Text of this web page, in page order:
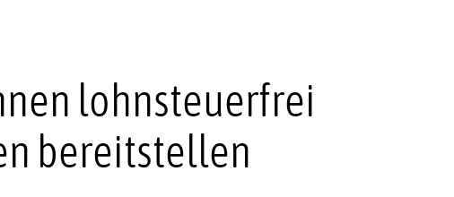
lohnsteuerfrei
bereitstellen